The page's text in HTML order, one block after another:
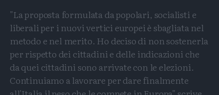
"La proposta formulata da popolari, socialisti e
liberali per i nuovi vertici europei è sbagliata nel
metodo e nel merito. Ho deciso di non sostenerla
per rispetto dei cittadini e delle indicazioni che
da quei cittadini sono arrivate con le elezioni.
Continuiamo a lavorare per dare finalmente